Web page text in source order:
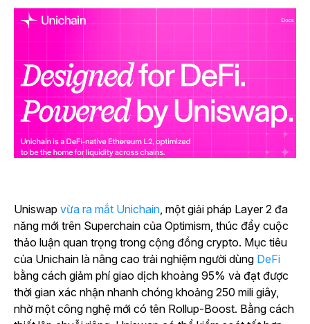
Uniswap vừa ra mắt Unichain, một giải pháp Layer 2 đa
năng mới trên Superchain của Optimism, thúc đẩy cuộc
thảo luận quan trọng trong cộng đồng crypto. Mục tiêu
của Unichain là nâng cao trải nghiệm người dùng DeFi
bằng cách giảm phí giao dịch khoảng 95% và đạt được
thời gian xác nhận nhanh chóng khoảng 250 mili giây,
nhờ một công nghệ mới có tên Rollup-Boost. Bằng cách